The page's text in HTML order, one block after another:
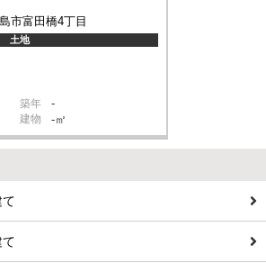
市富田橋4丁目
土地
築年 -
建物 -㎡